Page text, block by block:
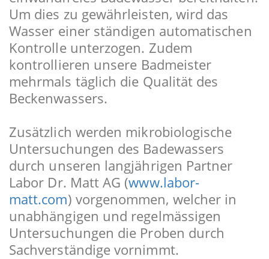
Um dies zu gewährleisten, wird das
Wasser einer ständigen automatischen
Kontrolle unterzogen. Zudem
kontrollieren unsere Badmeister
mehrmals täglich die Qualität des
Beckenwassers.
Zusätzlich werden mikrobiologische
Untersuchungen des Badewassers
durch unseren langjährigen Partner
Labor Dr. Matt AG (www.labor-
matt.com) vorgenommen, welcher in
unabhängigen und regelmässigen
Untersuchungen die Proben durch
Sachverständige vornimmt.